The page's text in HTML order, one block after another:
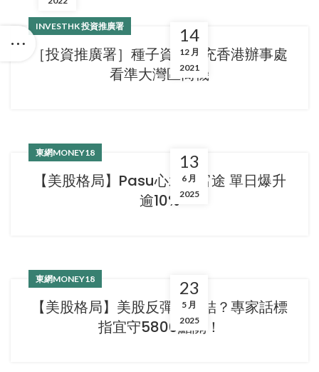
14
12 月
2021
INVESTHK 投資推廣署
［投資推廣署］種子資本擴充香港辦事處
看準大灣區商機
13
6 月
2025
東網MONEY18
【美股格局】Pasu心水股富途 單日爆升
逾10%
23
5 月
2025
東網MONEY18
【美股格局】美股反彈浪完結？專家話標
指宜守5800點關！